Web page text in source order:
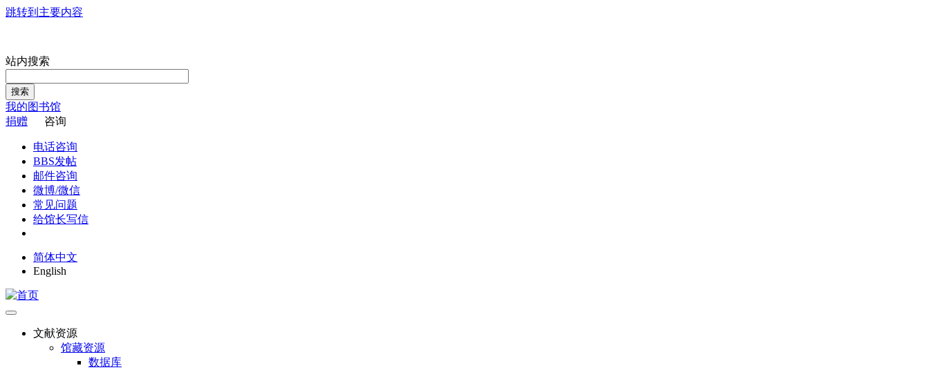
跳转到主要内容
站内搜索
搜索
我的图书馆
捐赠
咨询
电话咨询
BBS发帖
邮件咨询
微博/微信
常见问题
给馆长写信
简体中文
English
文献资源
馆藏资源
数据库